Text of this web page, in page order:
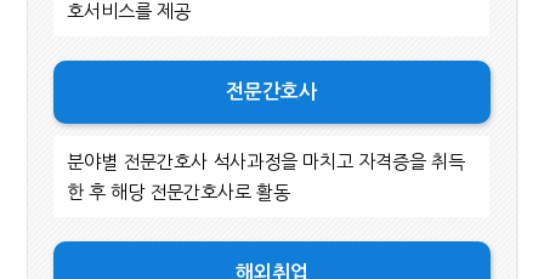
호서비스를 제공
전문간호사
분야별 전문간호사 석사과정을 마치고 자격증을 취득
한 후 해당 전문간호사로 활동
해외취업